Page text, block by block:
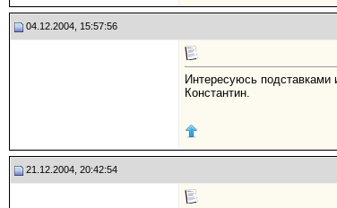
04.12.2004, 15:57:56
Интересуюсь
Константин.
21.12.2004, 20:42:54